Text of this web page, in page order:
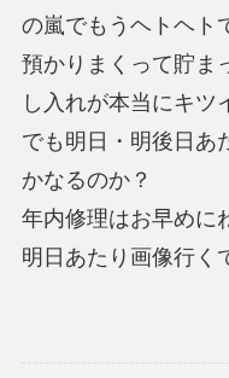
の嵐でもうヘトヘト
預かりまくって貯ま
し入れが本当にキツ
でも明日・明後日あ
かなるのか？
年内修理はお早めに
明日あたり画像行く